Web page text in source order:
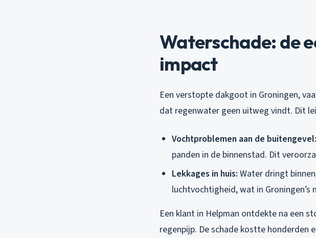
Waterschade: de
impact
Een verstopte dakgoot in Groningen,
dat regenwater geen uitweg vindt. Dit
Vochtproblemen aan de buitengevel:
panden in de binnenstad. Dit
Lekkages in huis: Water dringt
luchtvochtigheid, wat in
Een klant in Helpman ontdekte na een
regenpijp. De schade kostte honderden